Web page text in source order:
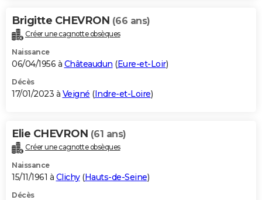
Brigitte CHEVRON (66 ans)
Créer une cagnotte obsèques
Naissance
06/04/1956 à Châteaudun (Eure-et-Loir)
Décès
17/01/2023 à Veigné (Indre-et-Loire)
Elie CHEVRON (61 ans)
Créer une cagnotte obsèques
Naissance
15/11/1961 à Clichy(Hauts-de-Seine)
Décès